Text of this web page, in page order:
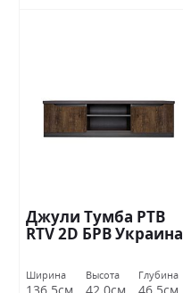
Джули Тумба РТВ
RTV 2D БРВ ​​Украина
Ширина
136.5см
Высота
42.0см
Глубина
46.5см